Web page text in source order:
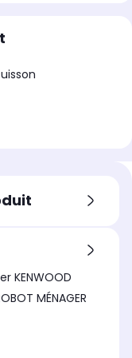
KENWOOD
MÉNAGER